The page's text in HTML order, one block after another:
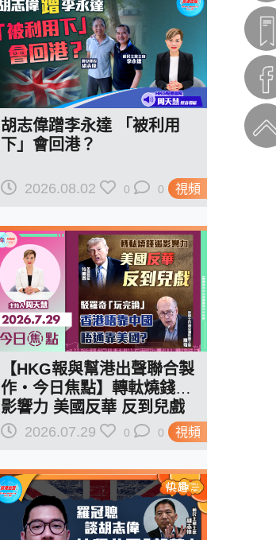
視頻
胡志偉蹭李永達 「被利用
下」會回港？
2026.08.02 0 0
視頻
【HKG報與幫港出聲聯合製
作‧今日焦點】轉軚燒錢遏
影響力 美國反華 反到兒戲
駁羅奇「玩完論」 香港唔靠
2026.07.29 0 0